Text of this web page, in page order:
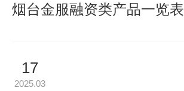
烟台金服融资类产品一览表
17
2025.03